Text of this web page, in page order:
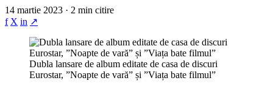
14 martie 2023 · 2 min citire
f X in ↗
Dubla lansare de album editate de casa de discuri
Eurostar, ”Noapte de vară” și ”Viața bate filmul”